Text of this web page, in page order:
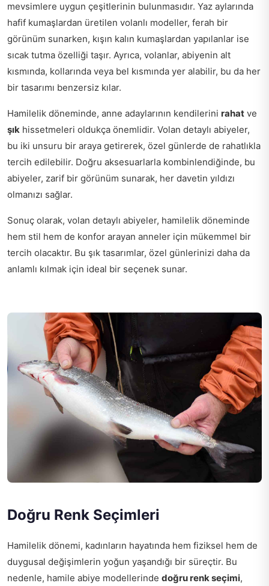
mevsimlere uygun çeşitlerinin bulunmasıdır. Yaz aylarında
hafif kumaşlardan üretilen volanlı modeller, ferah bir
görünüm sunarken, kışın kalın kumaşlardan yapılanlar ise
sıcak tutma özelliği taşır. Ayrıca, volanlar, abiyenin alt
kısmında, kollarında veya bel kısmında yer alabilir, bu da her
bir tasarımı benzersiz kılar.
Hamilelik döneminde, anne adaylarının kendilerini rahat ve
şık hissetmeleri oldukça önemlidir. Volan detaylı abiyeler,
bu iki unsuru bir araya getirerek, özel günlerde de rahatlıkla
tercih edilebilir. Doğru aksesuarlarla kombinlendiğinde, bu
abiyeler, zarif bir görünüm sunarak, her davetin yıldızı
olmanızı sağlar.
Sonuç olarak, volan detaylı abiyeler, hamilelik döneminde
hem stil hem de konfor arayan anneler için mükemmel bir
tercih olacaktır. Bu şık tasarımlar, özel günlerinizi daha da
anlamlı kılmak için ideal bir seçenek sunar.
Doğru Renk Seçimleri
Hamilelik dönemi, kadınların hayatında hem fiziksel hem de
duygusal değişimlerin yoğun yaşandığı bir süreçtir. Bu
nedenle, hamile abiye modellerinde doğru renk seçimi,